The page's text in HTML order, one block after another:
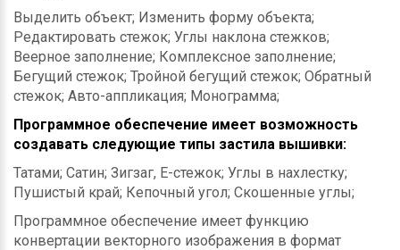
Выделить объект; Изменить форму объекта;
Редактировать стежок; Углы наклона стежков;
Веерное заполнение; Комплексное заполнение;
Бегущий стежок; Тройной бегущий стежок; Обратный
стежок; Авто-аппликация; Монограмма;
Программное обеспечение имеет возможность
создавать следующие типы застила вышивки:
Татами; Сатин; Зигзаг, Е-стежок; Углы в нахлестку;
Пушистый край; Кепочный угол; Скошенные углы;
Программное обеспечение имеет функцию
конвертации векторного изображения в формат